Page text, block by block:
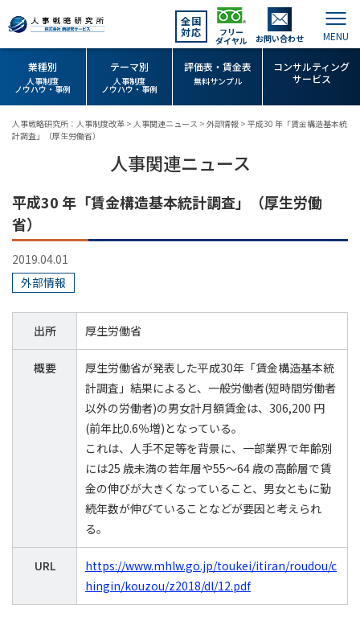
全国
対応
フリー
ダイヤル お問い合わせ
業種別
人事制度
ノウハウ・事例
テーマ別
人事制度
ノウハウ・事例
評価表・賃金表
無料サンプル
コンサルティング
サービス
人事戦略研究所：人事制度改革 > 人事関連ニュース > 外部情報 > 平成30 年「賃金構造基本統
計調査」（厚生労働省）
人事関連ニュース
平成30 年「賃金構造基本統計調査」（厚生労働
省）
2019.04.01
外部情報
出所 厚生労働省
概要
厚生労働省が発表した平成30年「賃金構造基本統
計調査」結果によると、一般労働者(短時間労働者
以外の労働者)の男女計月額賃金は、306,200 円
(前年比0.6％増)となっている。
これは、人手不足等を背景に、一部業界で年齢別
には25 歳未満の若年層や55～64 歳の高齢層で賃
金の伸びが大きくなっていること、男女ともに勤
続年数が伸びていることなどが要因と考えられ
る。
URL
https://www.mhlw.go.jp/toukei/itiran/roudou/c
hingin/kouzou/z2018/dl/12.pdf